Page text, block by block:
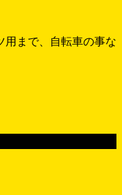
用まで、自転車の事な